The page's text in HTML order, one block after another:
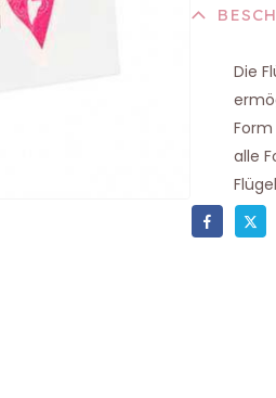
Die
alle